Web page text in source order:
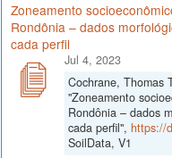
Zoneamento
Rondônia – dados
cada perfil
Jul 4, 2023
Cochrane, Thomas
"Zoneamento
Rondônia – dados
cada perfil", https://
SoilData, V1